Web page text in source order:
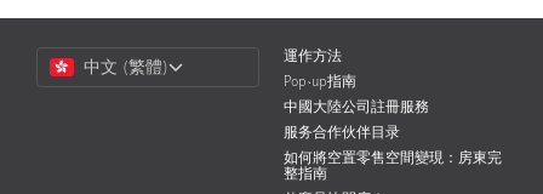
Choose
Language
中文 (繁體)
運作方法
Pop-up指南
中國大陸公司註冊服務
服务合作伙伴目录
如何將空置零售空間變現：房東完
整指南